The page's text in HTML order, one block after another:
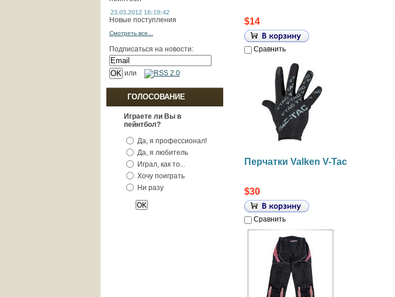
23.03.2012 16:19:42
Новые поступления
Смотреть все...
Подписаться на новости:
или
ГОЛОСОВАНИЕ
Играете ли Вы в
пейнтбол?
Да, я профессионал!
Да, я любитель
Играл, как то...
Хочу поиграть
Ни разу
$14
Сравнить
Перчатки Valken V-Tac
$30
Сравнить